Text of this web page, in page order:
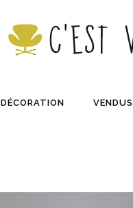
DÉCORATION VENDUS